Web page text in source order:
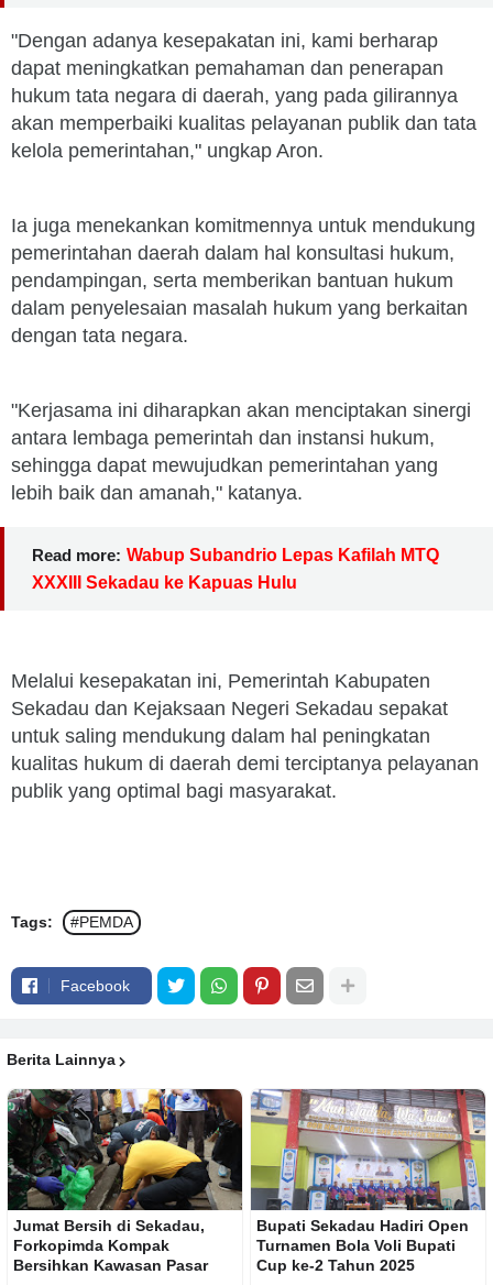
"Dengan adanya kesepakatan ini, kami berharap
dapat meningkatkan pemahaman dan penerapan
hukum tata negara di daerah, yang pada gilirannya
akan memperbaiki kualitas pelayanan publik dan tata
kelola pemerintahan," ungkap Aron.
Ia juga menekankan komitmennya untuk mendukung
pemerintahan daerah dalam hal konsultasi hukum,
pendampingan, serta memberikan bantuan hukum
dalam penyelesaian masalah hukum yang berkaitan
dengan tata negara.
"Kerjasama ini diharapkan akan menciptakan sinergi
antara lembaga pemerintah dan instansi hukum,
sehingga dapat mewujudkan pemerintahan yang
lebih baik dan amanah," katanya.
Read more: Wabup Subandrio Lepas Kafilah MTQ
XXXIII Sekadau ke Kapuas Hulu
Melalui kesepakatan ini, Pemerintah Kabupaten
Sekadau dan Kejaksaan Negeri Sekadau sepakat
untuk saling mendukung dalam hal peningkatan
kualitas hukum di daerah demi terciptanya pelayanan
publik yang optimal bagi masyarakat.
Tags: #PEMDA
Facebook
Berita Lainnya
Jumat Bersih di Sekadau,
Forkopimda Kompak
Bersihkan Kawasan Pasar
Bupati Sekadau Hadiri Open
Turnamen Bola Voli Bupati
Cup ke-2 Tahun 2025